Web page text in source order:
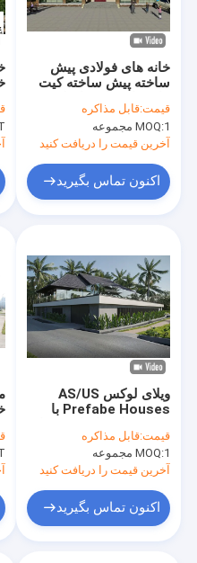
درباره ما
کنترل کیفیت
با ما تماس بگیرید
درخواست نقل قول
خانه فولادی پیش ساخته
ویلای پیش ساخته
کیت های خانه پیش ساخته
پناهگاه اضطراری قابل حمل
استودیو پیش ساخته باغ
خانه های فولادی پیش
ساخته پیش ساخته کیت
AS/NZS فریم فولادی
سبک
قیمت:قابل مذاکره
MOQ:1 مجموعه
آخرین قیمت را دریافت کنید
اکنون تماس بگیرید
ویلای لوکس AS/US
Prefabe Houses با
قیمت:قابل مذاکره
MOQ:1 مجموعه
آخرین قیمت را دریافت کنید
اکنون تماس بگیرید